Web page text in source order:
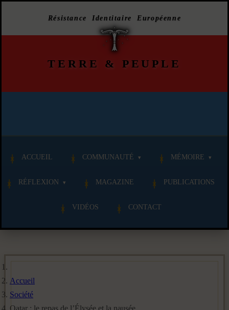
Résistance Identitaire Européenne
TERRE & PEUPLE
ACCUEIL COMMUNAUTÉ MÉMOIRE
RÉFLEXION MAGAZINE PUBLICATIONS
VIDÉOS CONTACT
Accueil
Société
Qatar : le repas de l’Élysée et la nausée